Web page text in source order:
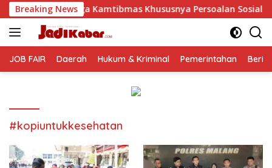
Langsung
ke
konten
Breaking News
Khususnya Persoalan Sosial Polresta
JOB FAIR Daerah Hukum & Kriminal Pemerintahan
#kopiuntukkesehatan